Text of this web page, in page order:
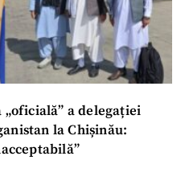
a delegației
la Chișinău: